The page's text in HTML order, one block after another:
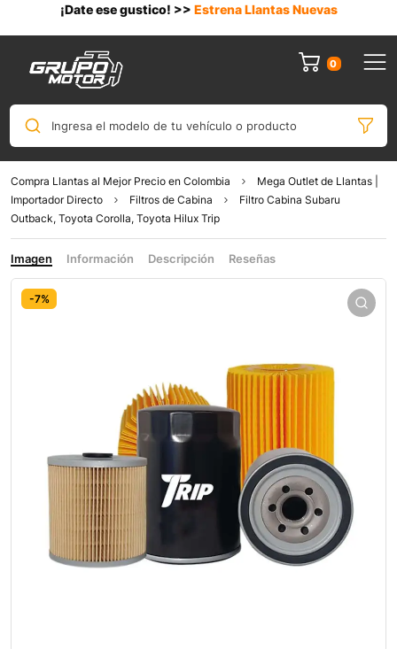
¡Date ese gustico! >> Estrena Llantas Nuevas
0
Ingresa el modelo de tu vehículo o producto
Compra Llantas al Mejor Precio en Colombia
Mega Outlet de Llantas |
Importador Directo
Filtros de Cabina
Filtro Cabina Subaru
Outback, Toyota Corolla, Toyota Hilux Trip
Imagen Información Descripción Reseñas
-7%